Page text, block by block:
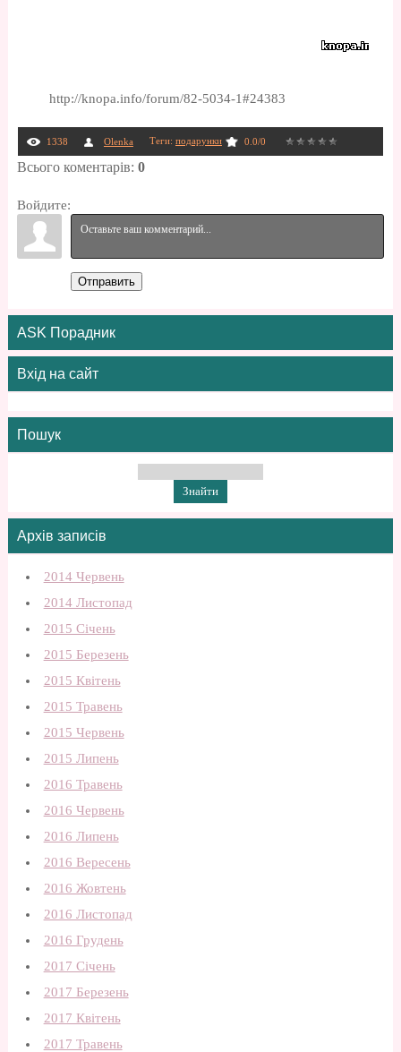
http://knopa.info/forum/82-5034-1#24383
1338 Olenka Теги: подарунки 0.0/0
Всього коментарів: 0
Войдите:
Отправить
ASK Порадник
Вхід на сайт
Пошук
Архів записів
2014 Червень
2014 Листопад
2015 Січень
2015 Березень
2015 Квітень
2015 Травень
2015 Червень
2015 Липень
2016 Травень
2016 Червень
2016 Липень
2016 Вересень
2016 Жовтень
2016 Листопад
2016 Грудень
2017 Січень
2017 Березень
2017 Квітень
2017 Травень